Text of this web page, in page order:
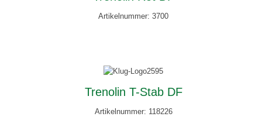
Artikelnummer: 3700
Trenolin T-Stab DF
Artikelnummer: 118226